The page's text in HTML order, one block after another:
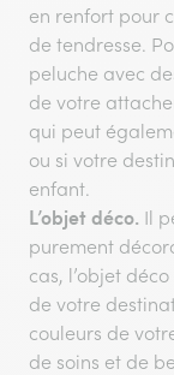
en renfort pour
de tendresse.
peluche avec
de votre
qui peut
ou si votre
enfant.
L’objet déco. Il
purement
cas, l’objet
de votre
couleurs de
de soins et de